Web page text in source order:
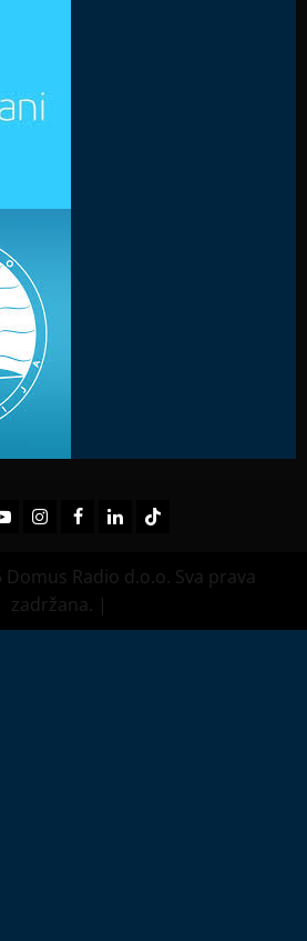
InstagramFacebook
LinkedInTikTok
Radio d.o.o. Sva prava
zadržana. |